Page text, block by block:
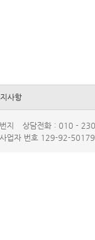
사항
지
상담전화:010-
사업자번호129-92-50179